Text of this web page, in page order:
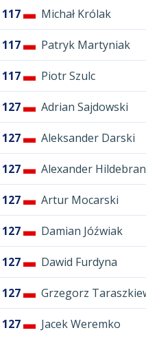
117 Michał Królak
117 Patryk Martyniak
117 Piotr Szulc
127 Adrian Sajdowski
127 Aleksander Darski
127 Alexander
127 Artur Mocarski
127 Damian Jóźwiak
127 Dawid Furdyna
127 Grzegorz
127 Jacek Weremko